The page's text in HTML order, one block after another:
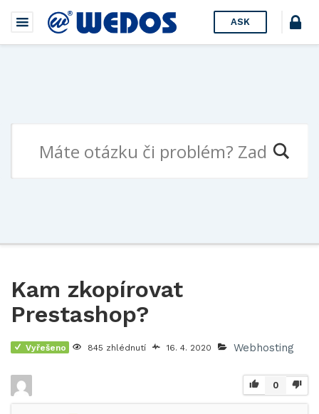
ASK
Kam zkopírovat
Prestashop?
Vyřešeno 845 zhlédnutí 16. 4. 2020 Webhosting
0